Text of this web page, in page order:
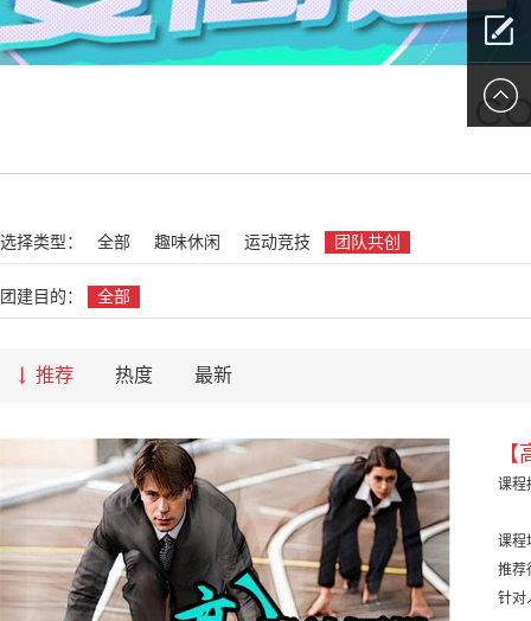
选择类型： 全部 趣味休闲 运动竞技 团队共创
团建目的： 全部
推荐 热度 最新
课程
课程
推荐
针对
QQ客服
留言报